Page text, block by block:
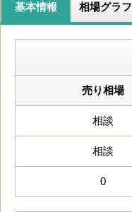
基本情報 相場グラフ
売り相場
相談
相談
0